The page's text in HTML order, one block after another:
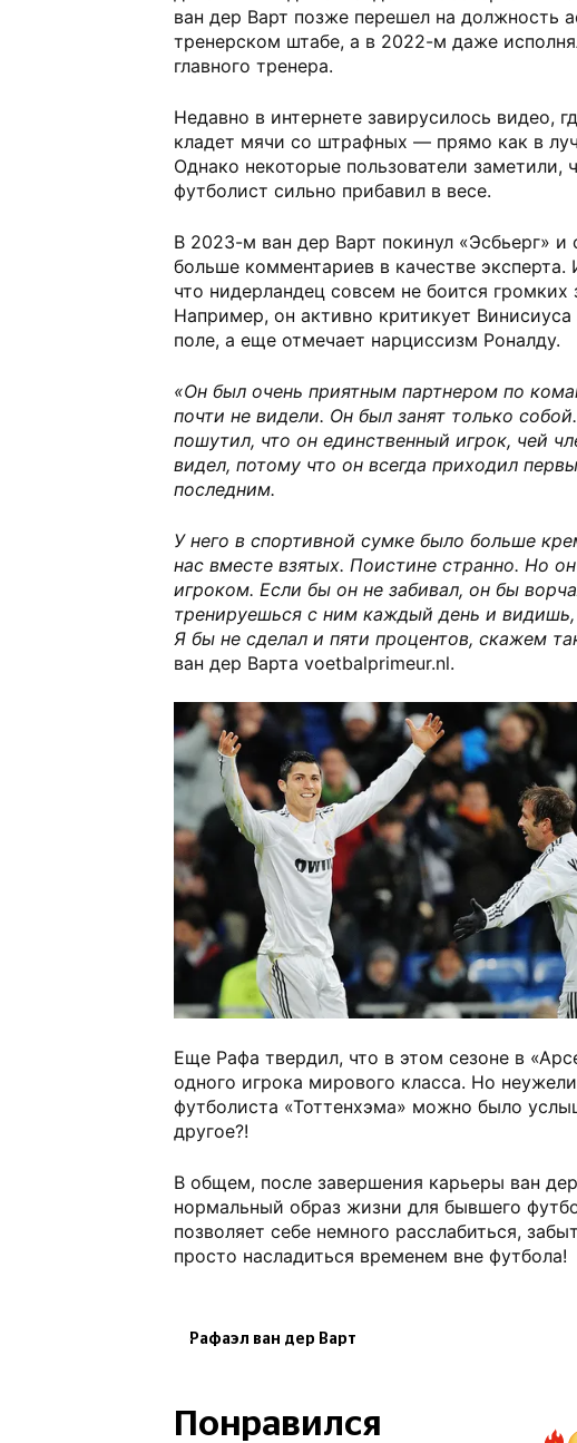
ван дер Варт позже перешел на должность
тренерском штабе, а в 2022-м даже
главного тренера.
Недавно в интернете завирусилось видео,
кладет мячи со штрафных — прямо как в
Однако некоторые пользователи заметили,
футболист сильно прибавил в весе.
В 2023-м ван дер Варт покинул «Эсбьерг» и
больше комментариев в качестве эксперта.
что нидерландец совсем не боится громких
Например, он активно критикует Винисиуса
поле, а еще отмечает нарциссизм Роналду.
«Он был очень приятным партнером по
почти не видели. Он был занят только
пошутил, что он единственный игрок, чей
видел, потому что он всегда приходил
последним.
У него в спортивной сумке было больше
нас вместе взятых. Поистине странно. Но
игроком. Если бы он не забивал, он бы
тренируешься с ним каждый день и
Я бы не сделал и пяти процентов, скажем
ван дер Варта voetbalprimeur.nl.
Еще Рафа твердил, что в этом сезоне в
одного игрока мирового класса. Но
футболиста «Тоттенхэма» можно было
другое?!
В общем, после завершения карьеры ван
нормальный образ жизни для бывшего
позволяет себе немного расслабиться,
просто насладиться временем вне футбола!
Рафаэл ван дер Варт
Понравился